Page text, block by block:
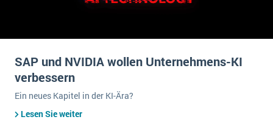
SAP und NVIDIA wollen Unternehmens-KI
verbessern
Ein neues Kapitel in der KI-Ära?
Lesen Sie weiter